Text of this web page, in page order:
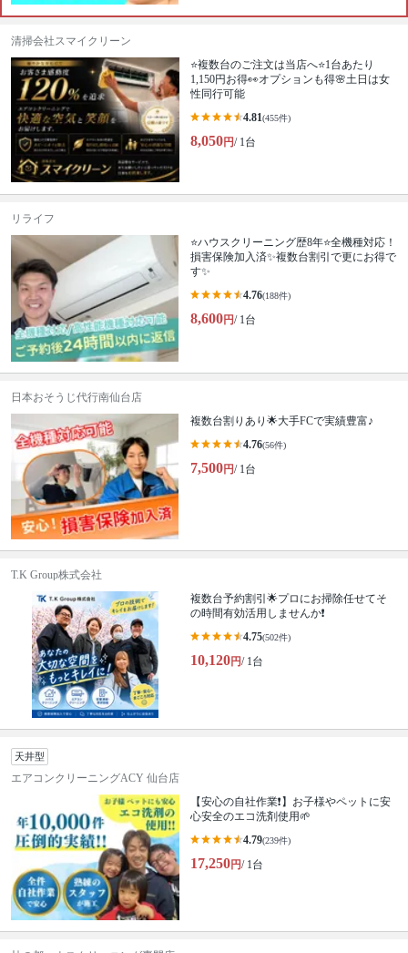
清掃会社スマイクリーン
⭐️複数台のご注文は当店へ⭐️1台あたり
1,150円お得👀オプションも得🌸土日は女
性同行可能
4.81(455件)
8,050円/ 1台
リライフ
⭐ハウスクリーニング歴8年⭐全機種対応！
損害保険加入済✨複数台割引で更にお得で
す✨
4.76(188件)
8,600円/ 1台
日本おそうじ代行南仙台店
複数台割りあり🌟大手FCで実績豊富♪
4.76(56件)
7,500円/ 1台
T.K Group株式会社
複数台予約割引🌟プロにお掃除任せてそ
の時間有効活用しませんか❗️
4.75(502件)
10,120円/ 1台
天井型
エアコンクリーニングACY 仙台店
【安心の自社作業❗️】お子様やペットに安
心安全のエコ洗剤使用🌱
4.79(239件)
17,250円/ 1台